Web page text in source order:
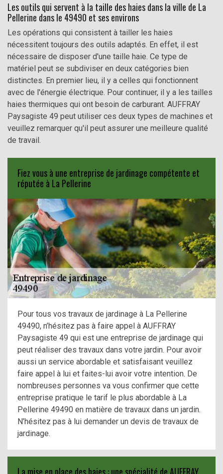
Les outils qui servent à la taille des haies dans la ville de La
Pellerine dans le 49490 et ses environs
Les opérations qui consistent à tailler les haies
nécessitent toujours des outils adaptés. En effet, il est
nécessaire de disposer d'une taille haie. Ce type de
matériel peut se subdiviser en deux catégories bien
distinctes. En premier lieu, il y a celles qui fonctionnent
avec de l'énergie électrique. Pour continuer, il y a les tailles
haies thermiques qui ont besoin de carburant. AUFFRAY
Paysagiste 49 peut utiliser ces deux types de machines et
veuillez remarquer qu'il peut assurer une meilleure qualité
de travail.
Fiez vous à une entreprise de jardinage compétente et
réputée à La Pellerine
Pour tous vos travaux de jardinage à La Pellerine
49490, n’hésitez pas à faire appel à AUFFRAY
Paysagiste 49 qui est une entreprise de jardinage qui
peut réaliser des travaux dans votre jardin. Pour avoir
aussi un service abordable et satisfaisant veuillez
faire appel à lui et faites-lui avoir votre intention. De
nombreuses personnes va vous confirmer que cette
entreprise pratique le tarif le plus abordable à La
Pellerine 49490 en matière de travaux dans un jardin.
N’hésitez pas à lui demander un devis de travaux de
jardinage.